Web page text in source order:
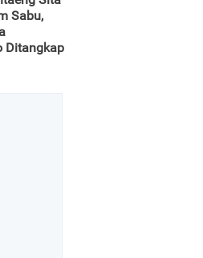
Sabu,
Ditangkap